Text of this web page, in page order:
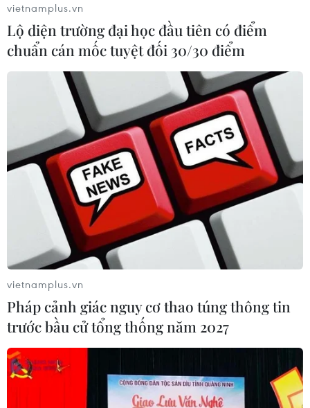
vietnamplus.vn
Lộ diện trường đại học đầu tiên có điểm
chuẩn cán mốc tuyệt đối 30/30 điểm
vietnamplus.vn
Pháp cảnh giác nguy cơ thao túng thông tin
trước bầu cử tổng thống năm 2027